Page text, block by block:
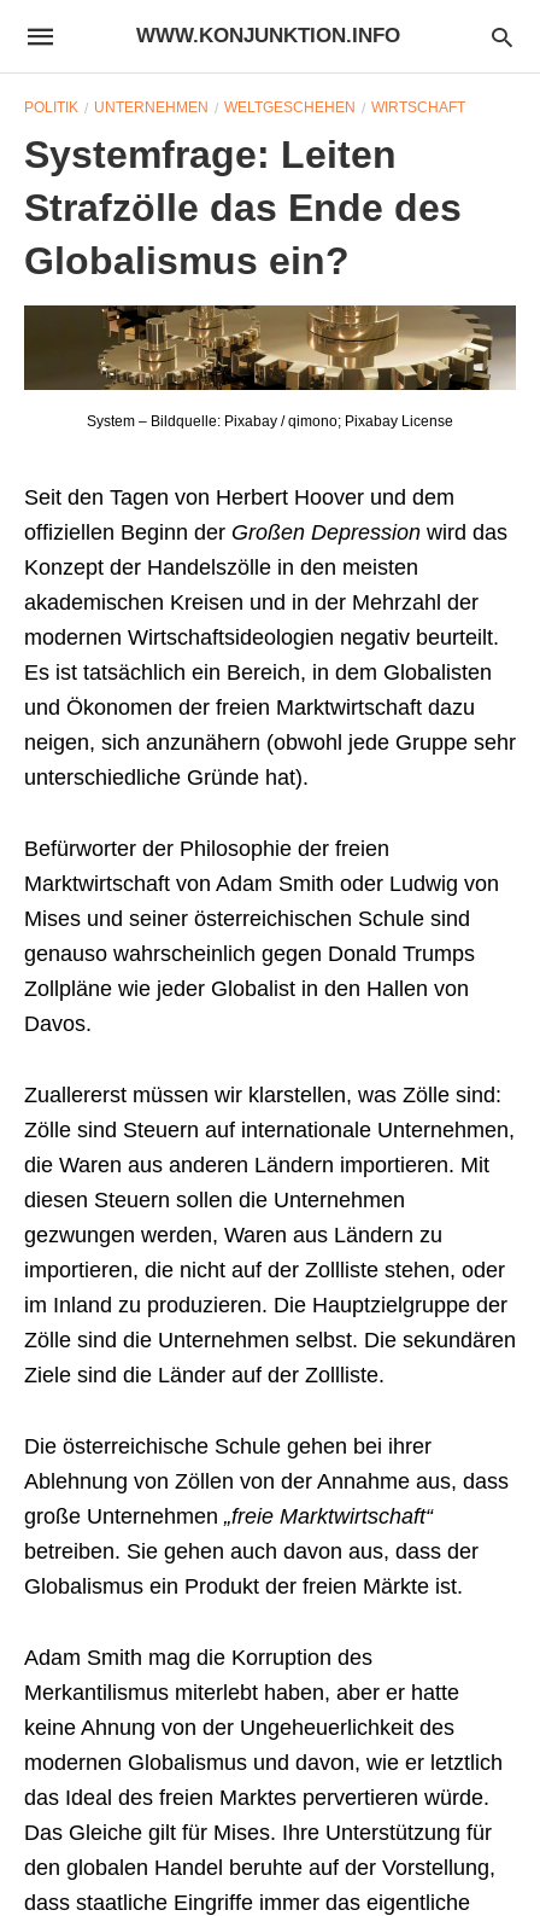
WWW.KONJUNKTION.INFO
POLITIK UNTERNEHMEN WELTGESCHEHEN WIRTSCHAFT
Systemfrage: Leiten
Strafzölle das Ende des
Globalismus ein?
System – Bildquelle: Pixabay / qimono; Pixabay License
Seit den Tagen von Herbert Hoover und dem
offiziellen Beginn der Großen Depression wird das
Konzept der Handelszölle in den meisten
akademischen Kreisen und in der Mehrzahl der
modernen Wirtschaftsideologien negativ beurteilt.
Es ist tatsächlich ein Bereich, in dem Globalisten
und Ökonomen der freien Marktwirtschaft dazu
neigen, sich anzunähern (obwohl jede Gruppe sehr
unterschiedliche Gründe hat).
Befürworter der Philosophie der freien
Marktwirtschaft von Adam Smith oder Ludwig von
Mises und seiner österreichischen Schule sind
genauso wahrscheinlich gegen Donald Trumps
Zollpläne wie jeder Globalist in den Hallen von
Davos.
Zuallererst müssen wir klarstellen, was Zölle sind:
Zölle sind Steuern auf internationale Unternehmen,
die Waren aus anderen Ländern importieren. Mit
diesen Steuern sollen die Unternehmen
gezwungen werden, Waren aus Ländern zu
importieren, die nicht auf der Zollliste stehen, oder
im Inland zu produzieren. Die Hauptzielgruppe der
Zölle sind die Unternehmen selbst. Die sekundären
Ziele sind die Länder auf der Zollliste.
Die österreichische Schule gehen bei ihrer
Ablehnung von Zöllen von der Annahme aus, dass
große Unternehmen „freie Marktwirtschaft“
betreiben. Sie gehen auch davon aus, dass der
Globalismus ein Produkt der freien Märkte ist.
Adam Smith mag die Korruption des
Merkantilismus miterlebt haben, aber er hatte
keine Ahnung von der Ungeheuerlichkeit des
modernen Globalismus und davon, wie er letztlich
das Ideal des freien Marktes pervertieren würde.
Das Gleiche gilt für Mises. Ihre Unterstützung für
den globalen Handel beruhte auf der Vorstellung,
dass staatliche Eingriffe immer das eigentliche